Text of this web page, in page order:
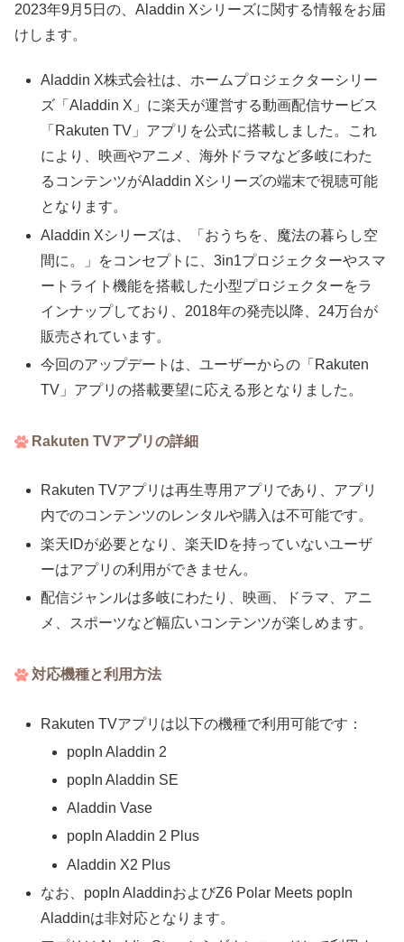
2023年9月5日の、Aladdin Xシリーズに関する情報をお届
けします。
Aladdin X株式会社は、ホームプロジェクターシリー
ズ「Aladdin X」に楽天が運営する動画配信サービス
「Rakuten TV」アプリを公式に搭載しました。これ
により、映画やアニメ、海外ドラマなど多岐にわた
るコンテンツがAladdin Xシリーズの端末で視聴可能
となります。
Aladdin Xシリーズは、「おうちを、魔法の暮らし空
間に。」をコンセプトに、3in1プロジェクターやスマ
ートライト機能を搭載した小型プロジェクターをラ
インナップしており、2018年の発売以降、24万台が
販売されています。
今回のアップデートは、ユーザーからの「Rakuten
TV」アプリの搭載要望に応える形となりました。
Rakuten TVアプリの詳細
Rakuten TVアプリは再生専用アプリであり、アプリ
内でのコンテンツのレンタルや購入は不可能です。
楽天IDが必要となり、楽天IDを持っていないユーザ
ーはアプリの利用ができません。
配信ジャンルは多岐にわたり、映画、ドラマ、アニ
メ、スポーツなど幅広いコンテンツが楽しめます。
対応機種と利用方法
Rakuten TVアプリは以下の機種で利用可能です：
popIn Aladdin 2
popIn Aladdin SE
Aladdin Vase
popIn Aladdin 2 Plus
Aladdin X2 Plus
なお、popIn AladdinおよびZ6 Polar Meets popIn
Aladdinは非対応となります。